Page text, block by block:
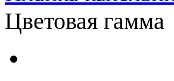
Цветовая гамма